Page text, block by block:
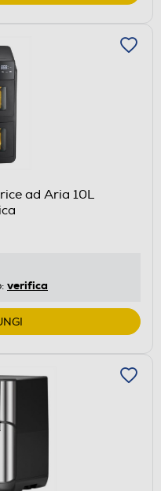
ad Aria 10L
verifica